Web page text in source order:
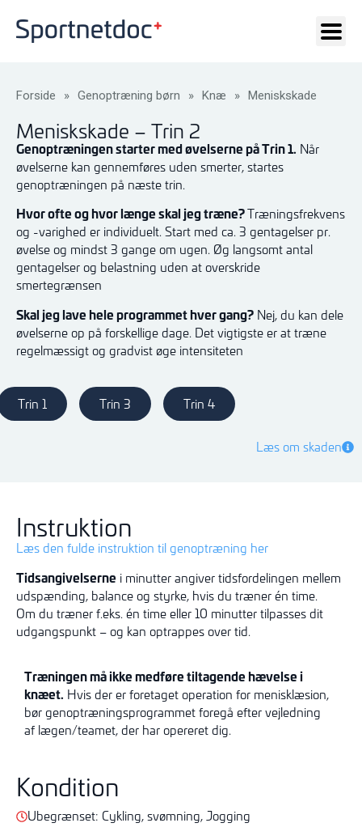
Forside » Genoptræning børn » Knæ » Meniskskade
Meniskskade – Trin 2
Genoptræningen starter med øvelserne på Trin 1. Når
øvelserne kan gennemføres uden smerter, startes
genoptræningen på næste trin.
Hvor ofte og hvor længe skal jeg træne?Træningsfrekvens
og -varighed er individuelt. Start med ca. 3 gentagelser pr.
øvelse og mindst 3 gange om ugen. Øg langsomt antal
gentagelser og belastning uden at overskride
smertegrænsen
Skal jeg lave hele programmet hver gang? Nej, du kan dele
øvelserne op på forskellige dage. Det vigtigste er at træne
regelmæssigt og gradvist øge intensiteten
Trin 1 Trin 3 Trin 4
Læs om skaden
Instruktion
Læs den fulde instruktion til genoptræning her
Tidsangivelserne i minutter angiver tidsfordelingen mellem
udspænding, balance og styrke, hvis du træner én time.
Om du træner f.eks. én time eller 10 minutter tilpasses dit
udgangspunkt – og kan optrappes over tid.
Træningen må ikke medføretiltagendehævelse i
knæet. Hvis der er foretaget operation for menisklæsion,
bør genoptræningsprogrammet foregå efter vejledning
af lægen/teamet, der har opereret dig.
Kondition
Ubegrænset: Cykling, svømning, Jogging